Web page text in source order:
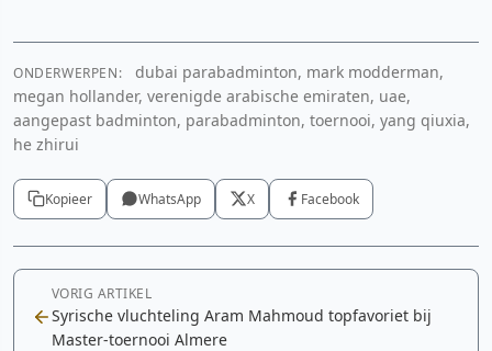
ONDERWERPEN:
dubai parabadminton, mark modderman,
megan hollander, verenigde arabische emiraten, uae,
aangepast badminton, parabadminton, toernooi, yang qiuxia,
he zhirui
Kopieer WhatsApp X Facebook
VORIG ARTIKEL
Syrische vluchteling Aram Mahmoud topfavoriet bij
Master-toernooi Almere